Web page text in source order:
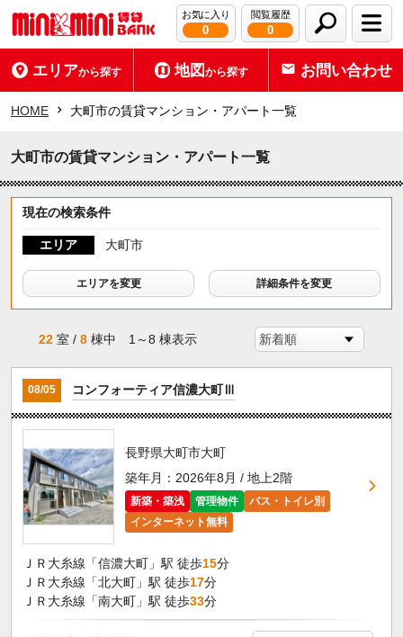
お気に入り
0
閲覧履歴
0
エリアから探す 地図から探す お問い合わせ
HOME 大町市の賃貸マンション・アパート一覧
大町市の賃貸マンション・アパート一覧
現在の検索条件
エリア 大町市
エリアを変更 詳細条件を変更
22 室 /8 棟中 1～8 棟表示
08/05 コンフォーティア信濃大町Ⅲ
長野県大町市大町
築年月：2026年8月 / 地上2階
新築・築浅 管理物件
バス・トイレ別
インターネット無料
ＪＲ大糸線「信濃大町」駅 徒歩15分
ＪＲ大糸線「北大町」駅 徒歩17分
ＪＲ大糸線「南大町」駅 徒歩33分